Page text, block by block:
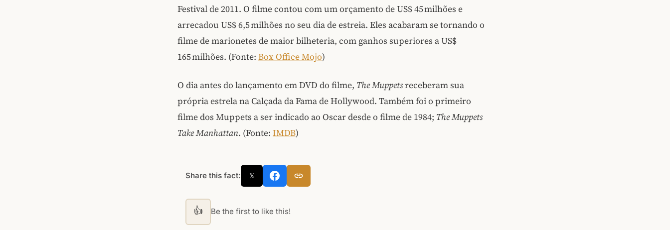
Festival de 2011. O filme contou com um orçamento de US$ 45 milhões e
arrecadou US$ 6,5 milhões no seu dia de estreia. Eles acabaram se tornando o
filme de marionetes de maior bilheteria, com ganhos superiores a US$
165 milhões. (Fonte: Box Office Mojo)
O dia antes do lançamento em DVD do filme, The Muppetsreceberam sua
própria estrela na Calçada da Fama de Hollywood. Também foi o primeiro
filme dos Muppets a ser indicado ao Oscar desde o filme de 1984; The Muppets
Take Manhattan. (Fonte: IMDB)
Share this fact: 𝕏
👍 Be the first to like this!